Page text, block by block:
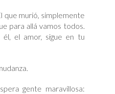
que murió, simplemente
para allá vamos todos.
el amor, sigue en tu
gente maravillosa: